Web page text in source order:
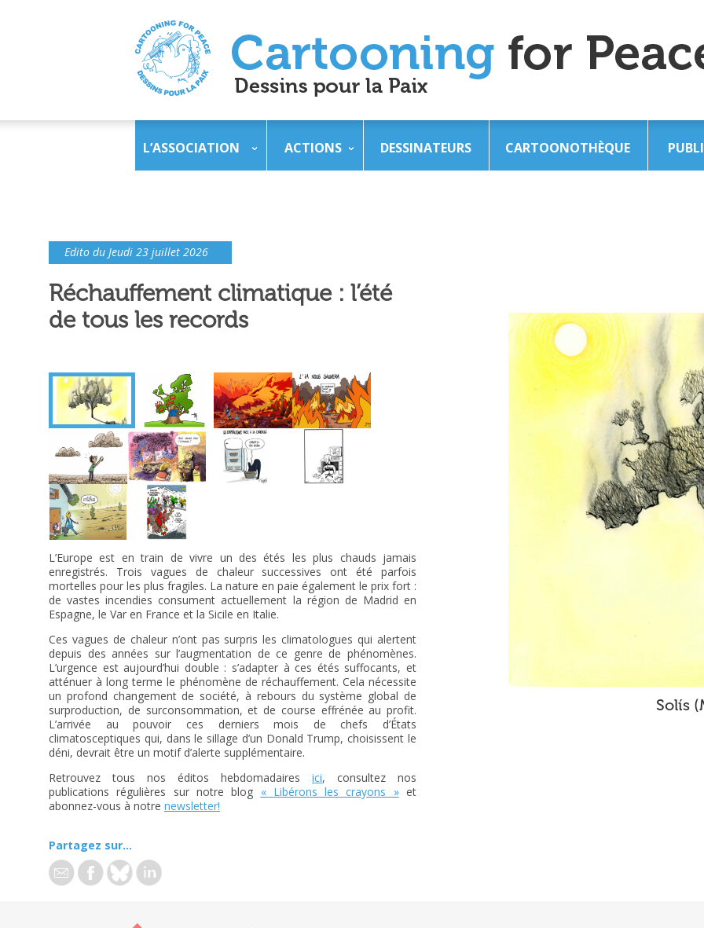
L’ASSOCIATION ACTIONS DESSINATEURS CARTOONOTHÈQUE
Edito du Jeudi 23 juillet 2026
Réchauffement climatique : l’été
de tous les records
L’Europe est en train de vivre un des étés les plus chauds jamais
enregistrés. Trois vagues de chaleur successives ont été parfois
mortelles pour les plus fragiles. La nature en paie également le prix fort :
de vastes incendies consument actuellement la région de Madrid en
Espagne, le Var en France et la Sicile en Italie.
Ces vagues de chaleur n’ont pas surpris les climatologues qui alertent
depuis des années sur l’augmentation de ce genre de phénomènes.
L’urgence est aujourd’hui double : s’adapter à ces étés suffocants, et
atténuer à long terme le phénomène de réchauffement. Cela nécessite
un profond changement de société, à rebours du système global de
surproduction, de surconsommation, et de course effrénée au profit.
L’arrivée au pouvoir ces derniers mois de chefs d’États
climatosceptiques qui, dans le sillage d’un Donald Trump, choisissent le
déni, devrait être un motif d’alerte supplémentaire.
Retrouvez tous nos éditos hebdomadaires ici, consultez nos
publications régulières sur notre blog « Libérons les crayons »et
abonnez-vous à notre newsletter!
Partagez sur...
Solís